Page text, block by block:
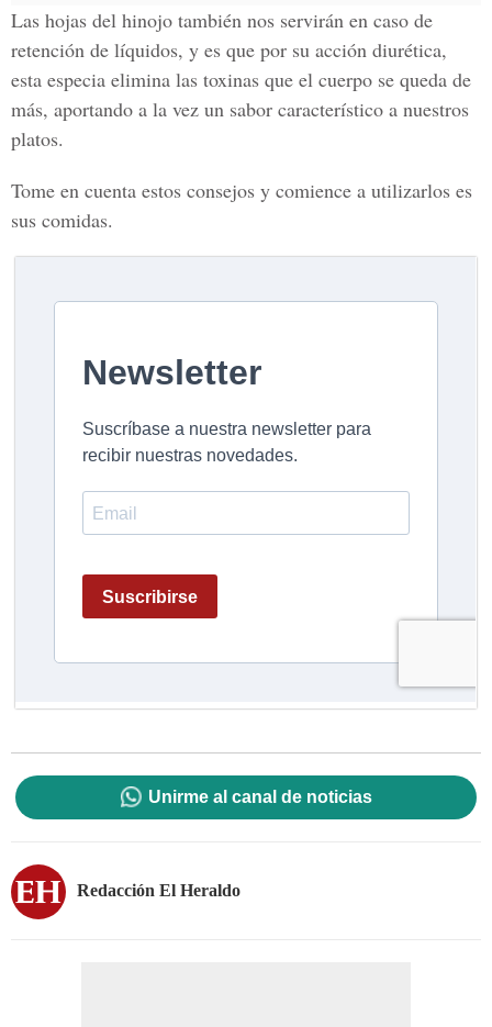
Las hojas del hinojo también nos servirán en caso de
retención de líquidos, y es que por su acción diurética,
esta especia elimina las toxinas que el cuerpo se queda de
más, aportando a la vez un sabor característico a nuestros
platos.
Tome en cuenta estos consejos y comience a utilizarlos es
sus comidas.
Unirme al canal de noticias
Redacción El Heraldo